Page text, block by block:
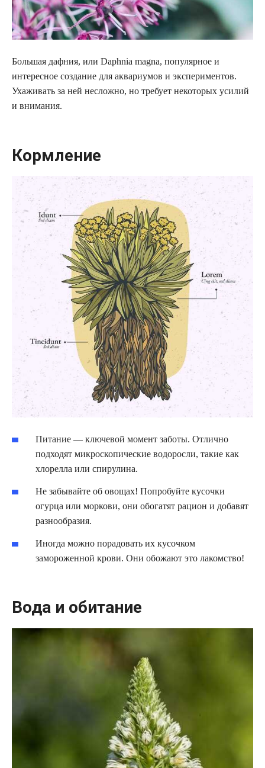
Большая дафния, или Daphnia magna, популярное и
интересное создание для аквариумов и экспериментов.
Ухаживать за ней несложно, но требует некоторых усилий
и внимания.
Кормление
Питание — ключевой момент заботы. Отлично
подходят микроскопические водоросли, такие как
хлорелла или спирулина.
Не забывайте об овощах! Попробуйте кусочки
огурца или моркови, они обогатят рацион и добавят
разнообразия.
Иногда можно порадовать их кусочком
замороженной крови. Они обожают это лакомство!
Вода и обитание